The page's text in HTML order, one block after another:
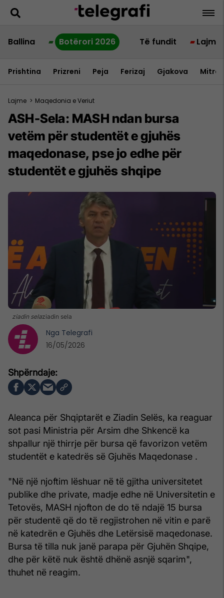
Ballina Botërori 2026 Të fundit Lajme
Prishtina Prizreni Peja Ferizaj Gjakova
Lajme > Maqedonia e Veriut
ASH-Sela: MASH ndan bursa
vetëm për studentët e gjuhës
maqedonase, pse jo edhe për
studentët e gjuhës shqipe
ziadin selaziadin sela
Aleanca për Shqiptarët e Ziadin Selës, ka reaguar
sot pasi Ministria për Arsim dhe Shkencë ka
shpallur një thirrje për bursa që favorizon vetëm
studentët e katedrës së Gjuhës Maqedonase .
"Në një njoftim lëshuar në të gjitha universitetet
publike dhe private, madje edhe në Universitetin e
Tetovës, MASH njofton de do të ndajë 15 bursa
për studentë që do të regjistrohen në vitin e parë
në katedrën e Gjuhës dhe Letërsisë maqedonase.
Bursa të tilla nuk janë parapa për Gjuhën Shqipe,
dhe për këtë nuk është dhënë asnjë sqarim",
thuhet në reagim.
Nga Telegrafi
16/05/2026